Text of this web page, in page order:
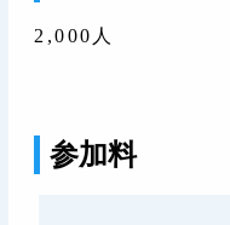
2,000人
参加料